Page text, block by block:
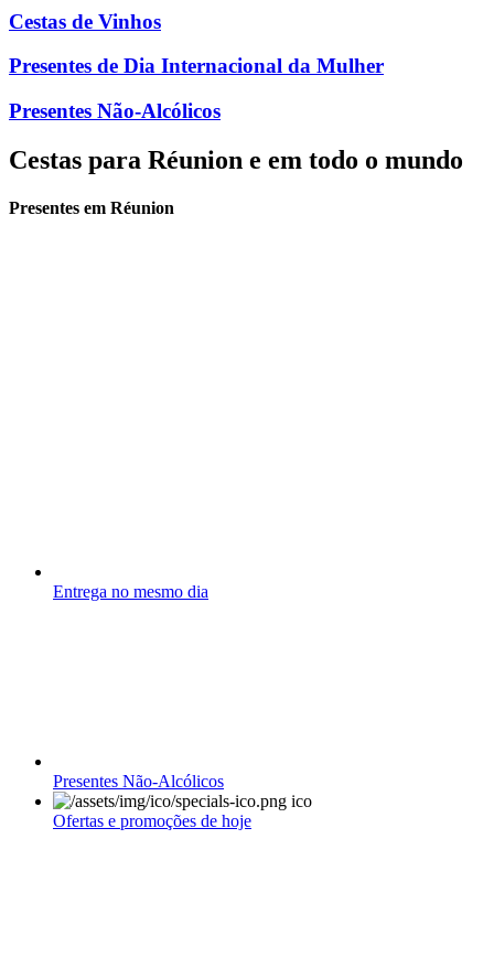
Cestas de Vinhos
Presentes de Dia Internacional da Mulher
Presentes Não-Alcólicos
Cestas para Réunion e em todo o mundo
Presentes em Réunion
Entrega no mesmo dia
Presentes Não-Alcólicos
Ofertas e promoções de hoje